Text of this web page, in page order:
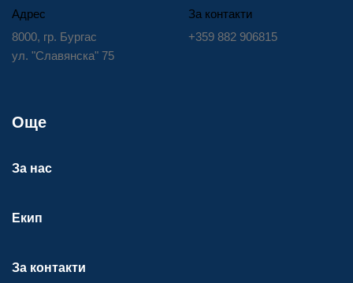
Адрес
8000, гр. Бургас
ул. "Славянска" 75
За контакти
+359 882 906815
Още
За нас
Екип
За контакти